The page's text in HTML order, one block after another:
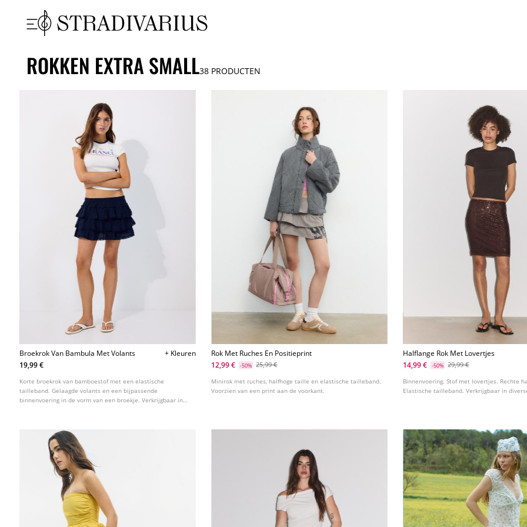
ROKKEN EXTRA SMALL38 PRODUCTEN
Broekrok Van Bambula Met Volants
+ Kleuren
19,99 €
Korte broekrok van bamboestof met een elastische
tailleband. Gelaagde volants en een bijpassende
binnenvoering in de vorm van een broekje. Verkrijgbaar in
Rok Met Ruches En Positieprint
12,99 €
-50% 25,99 €
Minirok met ruches, halfhoge taille en elastische tailleband.
Voorzien van een print aan de voorkant.
Halflange Rok Met Lovertjes
14,99 €
-50% 29,99 €
Binnenvoering. Stof met lovertjes. Rechte
Elastische tailleband. Verkrijgbaar in